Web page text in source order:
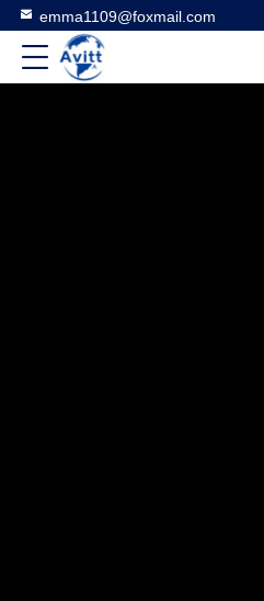
emma1109@foxmail.com